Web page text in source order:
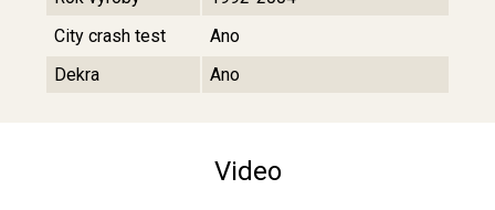
City crash test
Ano
Dekra
Ano
Video